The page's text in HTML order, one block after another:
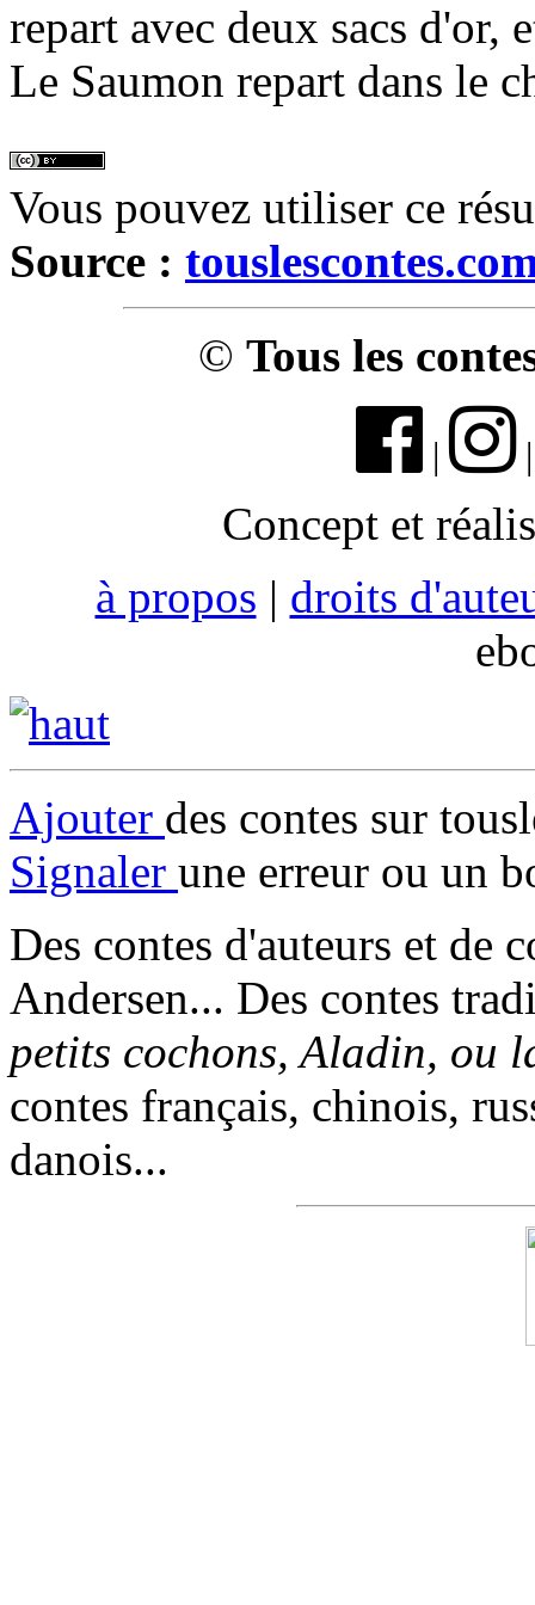
repart avec deux sacs d'or,
Le Saumon repart dans le
Vous pouvez utiliser ce
Source :
© Tous les
|
Concept et
à propos | droits
Ajouter des contes sur
Signaler une erreur ou un
Des contes d'auteurs et de
Andersen... Des contes
petits cochons, Aladin, ou
contes français, chinois,
danois...